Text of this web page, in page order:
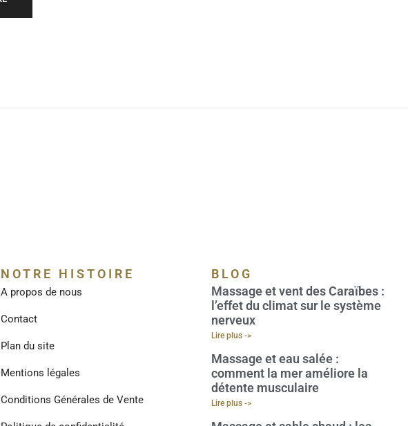
NOTRE HISTOIRE
A propos de nous
Contact
Plan du site
Mentions légales
Conditions Générales de Vente
BLOG
Massage et vent des Caraïbes :
l’effet du climat sur le système
nerveux
Lire plus ->
Massage et eau salée :
comment la mer améliore la
détente musculaire
Lire plus ->